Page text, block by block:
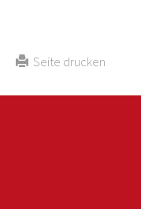
Seite drucken